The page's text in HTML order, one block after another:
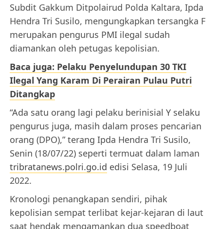
Subdit Gakkum Ditpolairud Polda Kaltara, Ipda
Hendra Tri Susilo, mengungkapkan tersangka F
merupakan pengurus PMI ilegal sudah
diamankan oleh petugas kepolisian.
Baca juga: Pelaku Penyelundupan 30 TKI
Ilegal Yang Karam Di Perairan Pulau Putri
Ditangkap
“Ada satu orang lagi pelaku berinisial Y selaku
pengurus juga, masih dalam proses pencarian
orang (DPO),” terang Ipda Hendra Tri Susilo,
Senin (18/07/22) seperti termuat dalam laman
tribratanews.polri.go.id edisi Selasa, 19 Juli
2022.
Kronologi penangkapan sendiri, pihak
kepolisian sempat terlibat kejar-kejaran di laut
saat hendak mengamankan dua speedboat